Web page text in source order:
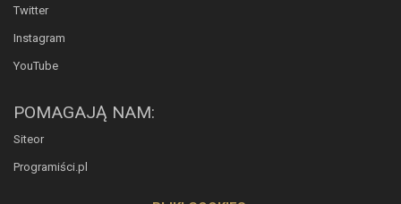
Twitter
Instagram
YouTube
POMAGAJĄ NAM:
Siteor
Programiści.pl